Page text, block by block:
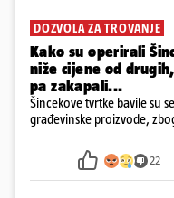
DOZVOLA ZA TROVANJE
Kako su operirali
niže cijene od
pa zakapali...
Šincekove tvrtke bavile su
građevinske proizvode,
22